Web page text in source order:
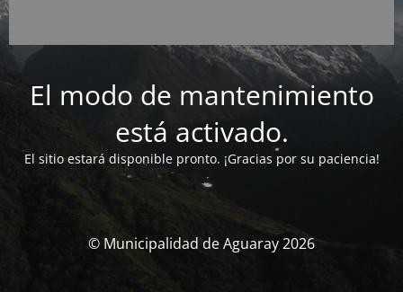
El modo de mantenimiento
está activado.
El sitio estará disponible pronto. ¡Gracias por su paciencia!
© Municipalidad de Aguaray 2026